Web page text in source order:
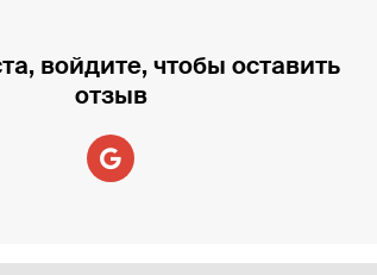
войдите, чтобы оставить
отзыв